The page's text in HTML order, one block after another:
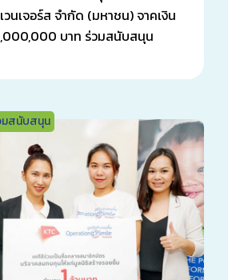
วนเจอร์ส จำกัด (มหาชน) จาคเงิน
บาท ร่วมสนับสนุน
งรอยยิ้ม อย่างต่อเนื่องเป็นปีที่ 5
มสนับสนุน